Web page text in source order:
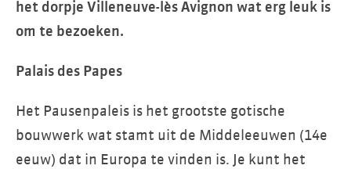
het dorpje Villeneuve-lès Avignon wat erg leuk is
om te bezoeken.
Palais des Papes
Het Pausenpaleis is het grootste gotische
bouwwerk wat stamt uit de Middeleeuwen (14e
eeuw) dat in Europa te vinden is. Je kunt het